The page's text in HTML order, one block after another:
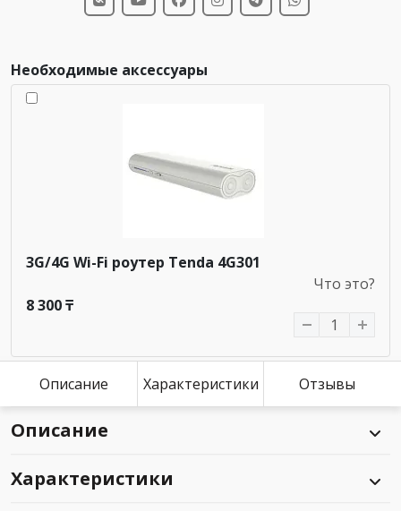
Необходимые аксессуары
3G/4G Wi-Fi роутер Tenda 4G301
Что это?
8 300 ₸
Описание Характеристики Отзывы
Описание
Характеристики